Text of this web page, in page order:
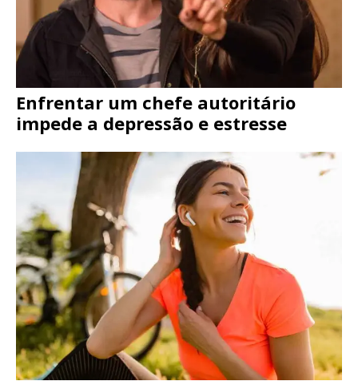
Enfrentar um chefe autoritário
impede a depressão e estresse